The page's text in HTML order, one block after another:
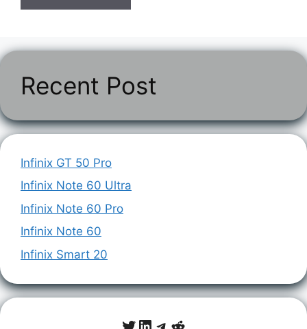
Recent Post
Infinix GT 50 Pro
Infinix Note 60 Ultra
Infinix Note 60 Pro
Infinix Note 60
Infinix Smart 20
Twitter
LinkedIn
Telegram
Reddit